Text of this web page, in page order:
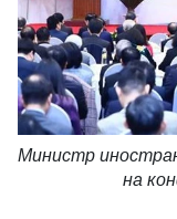
Министр
на